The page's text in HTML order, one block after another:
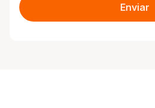
Enviar